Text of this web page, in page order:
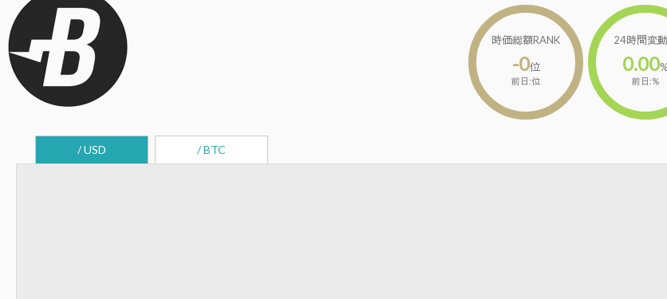
時価総額RANK
-0位
前日:位
24時間変
0.00%
前日:%
/ USD / BTC